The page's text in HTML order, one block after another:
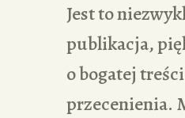
Jest to
publikacja,
o bogatej
przecenienia.